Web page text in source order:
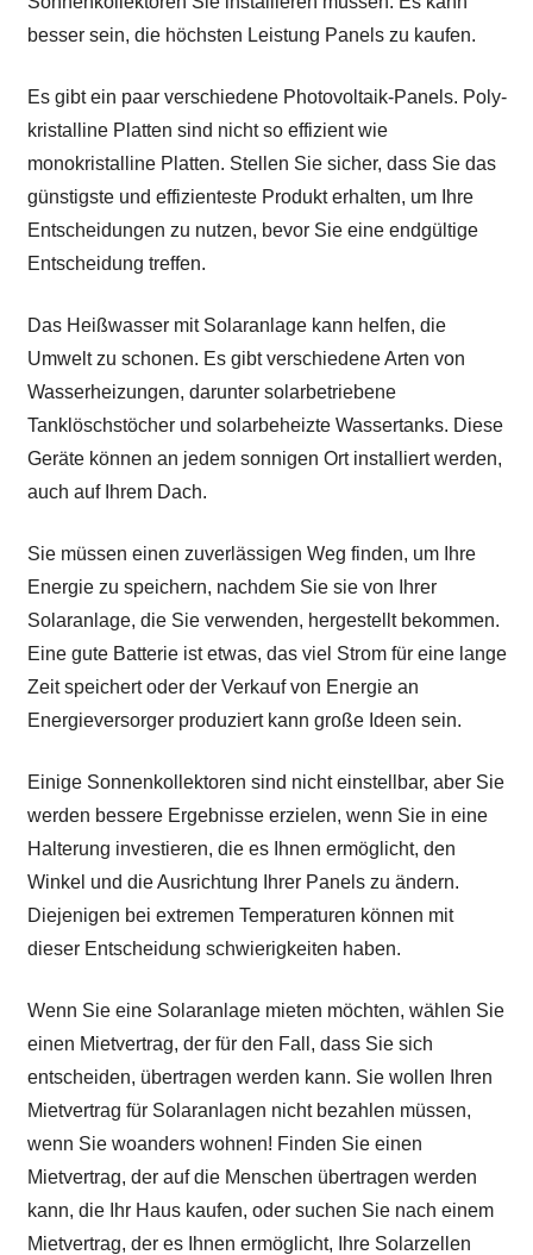
besser sein, die höchsten Leistung Panels zu kaufen.
Es gibt ein paar verschiedene Photovoltaik-Panels. Poly-
kristalline Platten sind nicht so effizient wie
monokristalline Platten. Stellen Sie sicher, dass Sie das
günstigste und effizienteste Produkt erhalten, um Ihre
Entscheidungen zu nutzen, bevor Sie eine endgültige
Entscheidung treffen.
Das Heißwasser mit Solaranlage kann helfen, die
Umwelt zu schonen. Es gibt verschiedene Arten von
Wasserheizungen, darunter solarbetriebene
Tanklöschstöcher und solarbeheizte Wassertanks. Diese
Geräte können an jedem sonnigen Ort installiert werden,
auch auf Ihrem Dach.
Sie müssen einen zuverlässigen Weg finden, um Ihre
Energie zu speichern, nachdem Sie sie von Ihrer
Solaranlage, die Sie verwenden, hergestellt bekommen.
Eine gute Batterie ist etwas, das viel Strom für eine lange
Zeit speichert oder der Verkauf von Energie an
Energieversorger produziert kann große Ideen sein.
Einige Sonnenkollektoren sind nicht einstellbar, aber Sie
werden bessere Ergebnisse erzielen, wenn Sie in eine
Halterung investieren, die es Ihnen ermöglicht, den
Winkel und die Ausrichtung Ihrer Panels zu ändern.
Diejenigen bei extremen Temperaturen können mit
dieser Entscheidung schwierigkeiten haben.
Wenn Sie eine Solaranlage mieten möchten, wählen Sie
einen Mietvertrag, der für den Fall, dass Sie sich
entscheiden, übertragen werden kann. Sie wollen Ihren
Mietvertrag für Solaranlagen nicht bezahlen müssen,
wenn Sie woanders wohnen! Finden Sie einen
Mietvertrag, der auf die Menschen übertragen werden
kann, die Ihr Haus kaufen, oder suchen Sie nach einem
Mietvertrag, der es Ihnen ermöglicht, Ihre Solarzellen